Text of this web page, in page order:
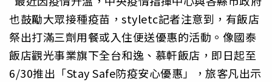
也鼓勵大眾接種疫苗，styletc記者注意到，有飯店
祭出打滿三劑用餐或入住便送優惠的活動。像國泰
飯店觀光事業旗下全台和逸、慕軒飯店，即日起至
6/30推出「Stay Safe防疫安心優惠」，旅客凡出示